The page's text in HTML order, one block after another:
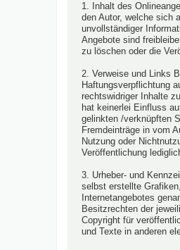
1. Inhalt des
den Autor, welche sich
unvollständiger
Angebote sind
zu löschen oder die
2. Verweise und Links
Haftungsverpflichtung
rechtswidriger Inhalte
hat keinerlei Einfluss
gelinkten /verknüpften
Fremdeinträge in vom
Nutzung oder
Veröffentlichung
3. Urheber- und
selbst erstellte
Internetangebotes
Besitzrechten der
Copyright für
und Texte in anderen